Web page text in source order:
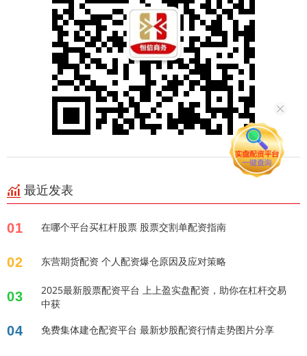
最近发表
01 在哪个平台买杠杆股票 股票交割单配资指南
02 东营期货配资 个人配资爆仓原因及应对策略
03
2025最新股票配资平台 上上盈实盘配资，助你在杠杆交易
中获
04 免费集体建仓配资平台 最新炒股配资行情走势图片分享